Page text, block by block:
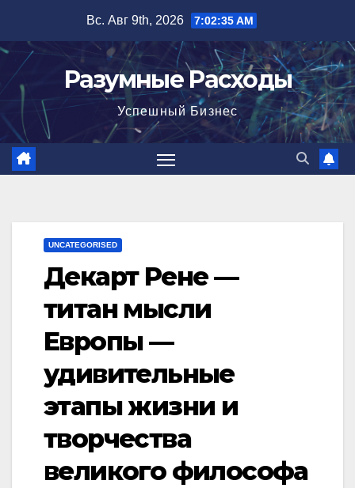
содержимому
Вс. Авг 9th, 2026 7:02:36 AM
Разумные Расходы
Успешный Бизнес
UNCATEGORISED
Декарт Рене —
титан мысли
Европы —
удивительные
этапы жизни и
творчества
великого философа